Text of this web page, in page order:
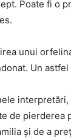
Poate fi o
unui
Un
de pierderea
și de a